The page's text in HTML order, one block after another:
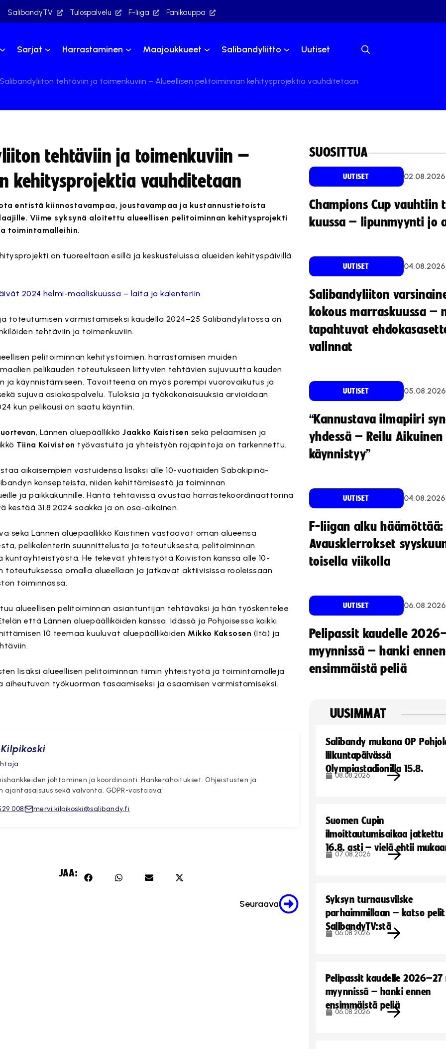
SalibandyTV Tulospalvelu F-liiga Fanikauppa
Sarjat Harrastaminen Maajoukkueet Salibandyliitto Uutiset
tehtäviin ja toimenkuviin – Alueellisen pelitoiminnan kehitysprojektia vauhditetaan
tehtäviin ja toimenkuviin –
kehitysprojektia vauhditetaan
entistä kiinnostavampaa, joustavampaa ja kustannustietoista
Viime syksynä aloitettu alueellisen pelitoiminnan kehitysprojekti
toimintamalleihin.
on tuoreeltaan esillä ja keskusteluissa alueiden kehityspäivillä
2024 helmi-maaliskuussa – laita jo kalenteriin
toteutumisen varmistamiseksi kaudella 2024–25 Salibandyliitossa on
tehtäviin ja toimenkuviin.
pelitoiminnan kehitystoimien, harrastamisen muiden
pelikauden toteutukseen liittyvien tehtävien sujuvuutta kauden
ja käynnistämiseen. Tavoitteena on myös parempi vuorovaikutus ja
sujuva asiakaspalvelu. Tuloksia ja työkokonaisuuksia arvioidaan
kun pelikausi on saatu käyntiin.
, Lännen aluepäällikköJaakko Kaistisen sekä pelaamisen ja
Tiina Koiviston työvastuita ja yhteistyön rajapintoja on tarkennettu.
aikaisempien vastuidensa lisäksi alle 10-vuotiaiden Säbäkipinä-
konsepteista, niiden kehittämisestä ja toiminnan
ja paikkakunnille. Häntä tehtävissä avustaa harrastekoordinaattorina
kestää 31.8.2024 saakka ja on osa-aikainen.
sekä Lännen aluepäällikkö Kaistinen vastaavat oman alueensa
pelikalenterin suunnittelusta ja toteutuksesta, pelitoiminnan
kuntayhteistyöstä. He tekevät yhteistyötä Koiviston kanssa alle 10-
toteutuksessa omalla alueellaan ja jatkavat aktiivisissa rooleissaan
toiminnassa.
alueellisen pelitoiminnan asiantuntijan tehtäväksi ja hän työskentelee
että Lännen aluepäälliköiden kanssa. Idässä ja Pohjoisessa kaikki
10 teemaa kuuluvat aluepäälliköiden Mikko Kaksosen (Itä) ja
lisäksi alueellisen pelitoiminnan tiimin yhteistyötä ja toimintamalleja
aiheutuvan työkuorman tasaamiseksi ja osaamisen varmistamiseksi.
johtaminen ja koordinointi. Hankerahoitukset. Ohjeistusten ja
ajantasaisuus sekä valvonta. GDPR-vastaava.
008 mervi.kilpikoski@salibandy.fi
JAA:
Seuraava
SUOSITTUA
UUTISET 02.08.2026
Champions Cup vauhtiin
kuussa – lipunmyynti jo
UUTISET 04.08.2026
Salibandyliiton
kokous marraskuussa –
tapahtuvat
valinnat
UUTISET 05.08.2026
“Kannustava ilmapiiri
yhdessä – Reilu
käynnistyy”
UUTISET 04.08.2026
F-liigan alku häämöttää:
Avauskierrokset
toisella viikolla
UUTISET 06.08.2026
Pelipassit kaudelle
myynnissä – hanki ennen
ensimmäistä peliä
UUSIMMAT
Salibandy mukana OP
liikuntapäivässä
Olympiastadionilla 15.8.
08.08.2026
Suomen Cupin
ilmoittautumisaikaa jatkettu
16.8. asti – vielä ehtii
07.08.2026
Syksyn turnausvilske
parhaimmillaan – katso pelit
SalibandyTV:stä
06.08.2026
Pelipassit kaudelle
myynnissä – hanki ennen
ensimmäistä peliä
06.08.2026